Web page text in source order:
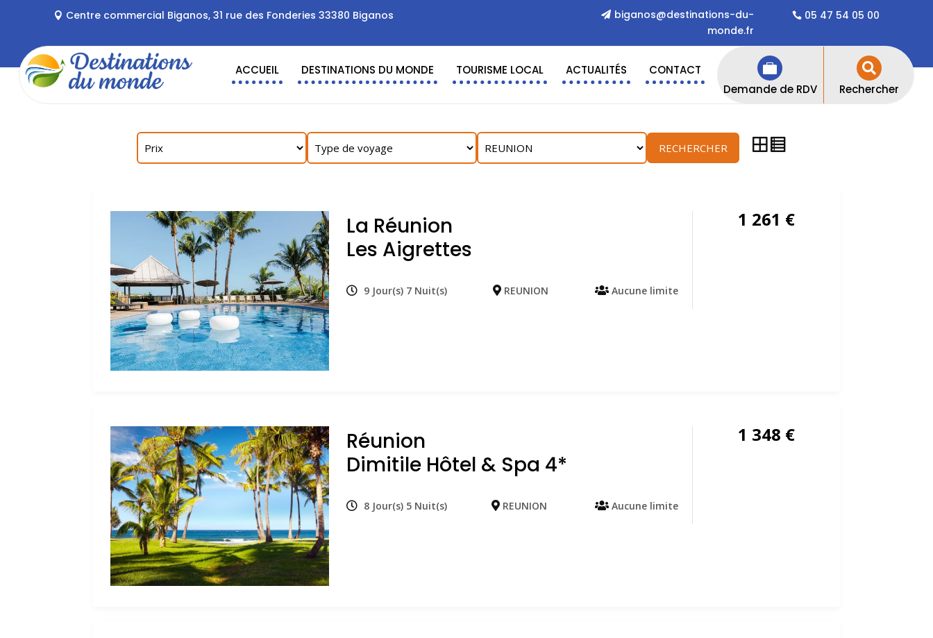
Centre commercial Biganos, 31 rue des Fonderies 33380 Biganos
biganos@destinations-du-
monde.fr
05 47 54 05 00
ACCUEIL DESTINATIONS DU MONDE TOURISME LOCAL ACTUALITÉS CONTACT 
Demande de RDV

Rechercher
RECHERCHER
La Réunion
Les Aigrettes
9 Jour(s) 7 Nuit(s) REUNION Aucune limite
1 261 €
Réunion
Dimitile Hôtel & Spa 4*
8 Jour(s) 5 Nuit(s) REUNION Aucune limite
1 348 €